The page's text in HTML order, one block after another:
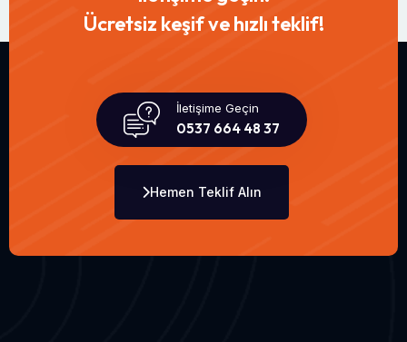
Ücretsiz keşif ve hızlı teklif!
0537 664 48 37
İletişime Geçin
Hemen Teklif Alın